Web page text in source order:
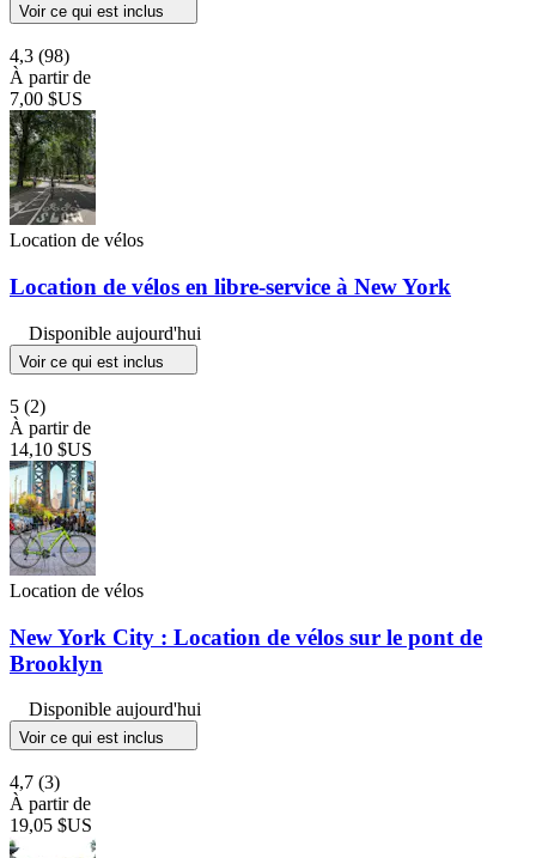
Voir ce qui est inclus
4,3 (98)
À partir de
7,00 $US
Location de vélos
Location de vélos en libre-service à New York
Disponible aujourd'hui
Voir ce qui est inclus
5 (2)
À partir de
14,10 $US
Location de vélos
New York City : Location de vélos sur le pont de
Brooklyn
Disponible aujourd'hui
Voir ce qui est inclus
4,7 (3)
À partir de
19,05 $US